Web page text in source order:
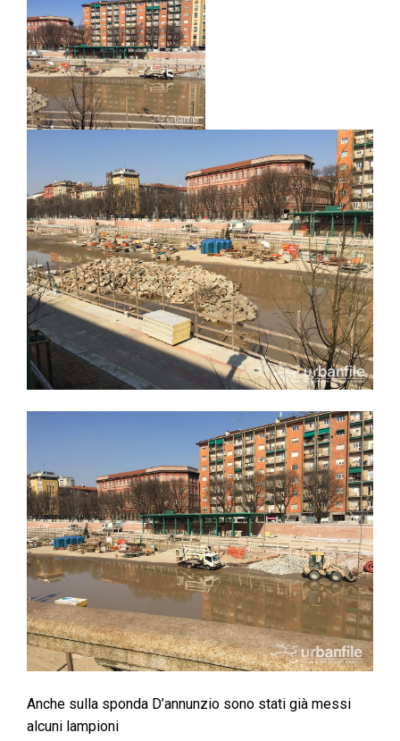
Anche sulla sponda D’annunzio sono stati già messi
alcuni lampioni